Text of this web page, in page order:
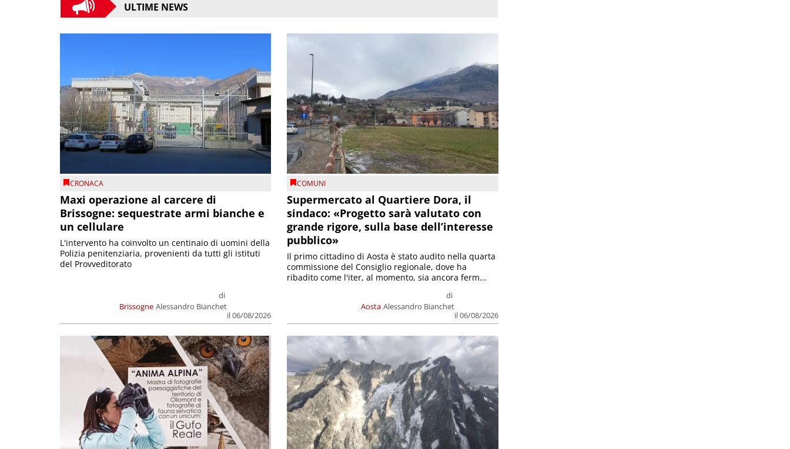
ULTIME NEWS
CRONACA
Maxi operazione al carcere di
Brissogne: sequestrate armi bianche e
un cellulare
Brissogne
di
Alessandro Bianchet
il 06/08/2026
L'intervento ha coinvolto un centinaio di uomini della
Polizia penitenziaria, provenienti da tutti gli istituti
del Provveditorato
COMUNI
Supermercato al Quartiere Dora, il
sindaco: «Progetto sarà valutato con
grande rigore, sulla base dell’interesse
pubblico»
Aosta
di
Alessandro Bianchet
il 06/08/2026
Il primo cittadino di Aosta è stato audito nella quarta
commissione del Consiglio regionale, dove ha
ribadito come l'iter, al momento, sia ancora ferm...